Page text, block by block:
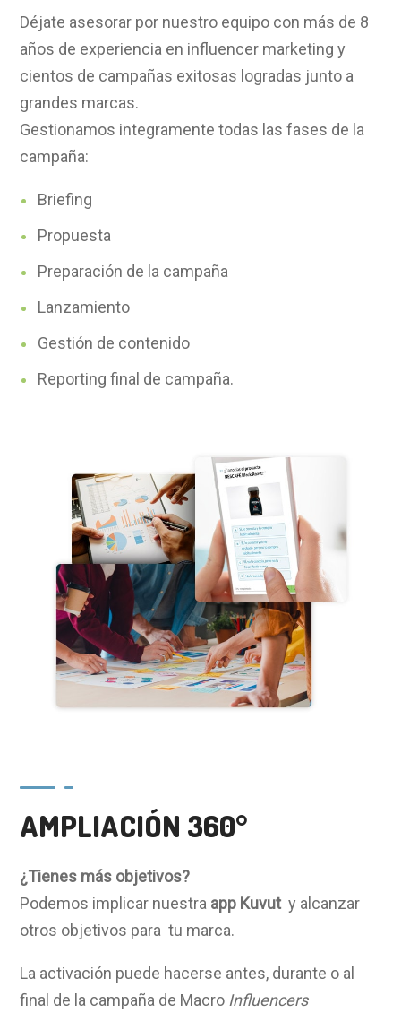
Déjate asesorar por nuestro equipo con más de 8
años de experiencia en influencer marketing y
cientos de campañas exitosas logradas junto a
grandes marcas.
Gestionamos integramente todas las fases de la
campaña:
Briefing
Propuesta
Preparación de la campaña
Lanzamiento
Gestión de contenido
Reporting final de campaña.
AMPLIACIÓN 360°
¿Tienes más objetivos?
Podemos implicar nuestra app Kuvuty alcanzar
otros objetivos para tu marca.
La activación puede hacerse antes, durante o al
final de la campaña de Macro Influencers